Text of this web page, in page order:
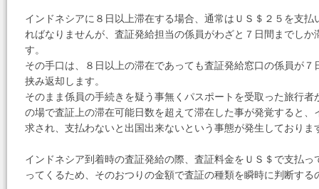
インドネシアに８日以上滞在する場合、通常はＵＳ＄２５を支
ればなりませんが、査証発給担当の係員がわざと７日間までし
す。
その手口は、８日以上の滞在であっても査証発給窓口の係員が
挟み返却します。
そのまま係員の手続きを疑う事無くパスポートを受取った旅行
の場で査証上の滞在可能日数を超えて滞在した事が発覚すると
求され、支払わないと出国出来ないという事態が発生しておりま
インドネシア到着時の査証発給の際、査証料金をＵＳ＄で支払
ってくるため、そのおつりの金額で査証の種類を瞬時に判断す